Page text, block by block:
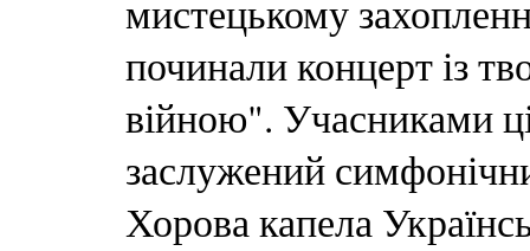
мистецькому
починали концерт із
війною". Учасниками
заслужений
Хорова капела